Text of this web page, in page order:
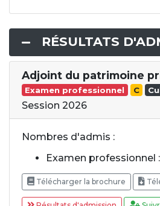
RÉSULTATS
Adjoint du patrimoine
Examen professionnel C
Session 2026
Nombres d'admis :
Examen professionnel
Télécharger la brochure